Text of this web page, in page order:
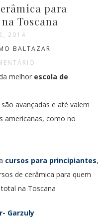
para
Toscana
2014
BALTAZAR
melhor escola de
avançadas e até valem
americanas, como no
cursos para principiantes,
de cerâmica para quem
na Toscana
Garzuly